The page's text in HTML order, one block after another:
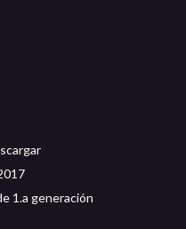
1.a generación